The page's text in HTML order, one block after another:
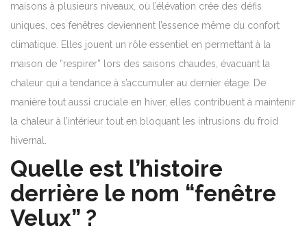
maisons à plusieurs niveaux, où l’élévation crée des défis
uniques, ces fenêtres deviennent l’essence même du confort
climatique. Elles jouent un rôle essentiel en permettant à la
maison de “respirer” lors des saisons chaudes, évacuant la
chaleur qui a tendance à s’accumuler au dernier étage. De
manière tout aussi cruciale en hiver, elles contribuent à maintenir
la chaleur à l’intérieur tout en bloquant les intrusions du froid
hivernal.
Quelle est l’histoire
derrière le nom “fenêtre
Velux” ?